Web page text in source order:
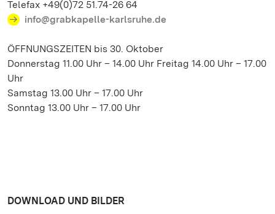
Telefax +49(0)72 51.74-26 64
info@grabkapelle-karlsruhe.de
ÖFFNUNGSZEITEN bis 30. Oktober
Donnerstag 11.00 Uhr – 14.00 Uhr Freitag 14.00 Uhr – 17.00
Uhr
Samstag 13.00 Uhr – 17.00 Uhr
Sonntag 13.00 Uhr – 17.00 Uhr
DOWNLOAD UND BILDER